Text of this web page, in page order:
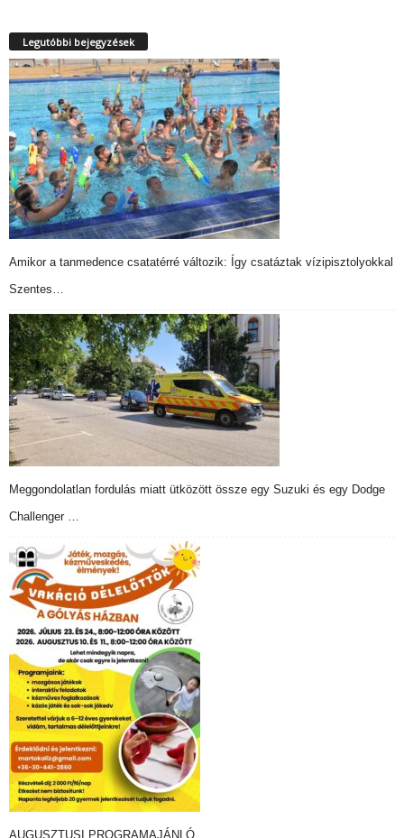
Legutóbbi bejegyzések
Amikor a tanmedence csatatérré változik: Így csatáztak vízipisztolyokkal
Szentes…
Meggondolatlan fordulás miatt ütközött össze egy Suzuki és egy Dodge
Challenger …
AUGUSZTUSI PROGRAMAJÁNLÓ…